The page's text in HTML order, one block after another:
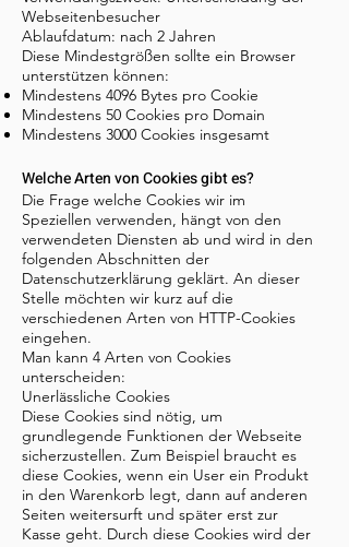
Webseitenbesucher
Ablaufdatum: nach 2 Jahren
Diese Mindestgrößen sollte ein Browser
unterstützen können:
Mindestens 4096 Bytes pro Cookie
Mindestens 50 Cookies pro Domain
Mindestens 3000 Cookies insgesamt
Welche Arten von Cookies gibt es?
Die Frage welche Cookies wir im
Speziellen verwenden, hängt von den
verwendeten Diensten ab und wird in den
folgenden Abschnitten der
Datenschutzerklärung geklärt. An dieser
Stelle möchten wir kurz auf die
verschiedenen Arten von HTTP-Cookies
eingehen.
Man kann 4 Arten von Cookies
unterscheiden:
Unerlässliche Cookies
Diese Cookies sind nötig, um
grundlegende Funktionen der Webseite
sicherzustellen. Zum Beispiel braucht es
diese Cookies, wenn ein User ein Produkt
in den Warenkorb legt, dann auf anderen
Seiten weitersurft und später erst zur
Kasse geht. Durch diese Cookies wird der